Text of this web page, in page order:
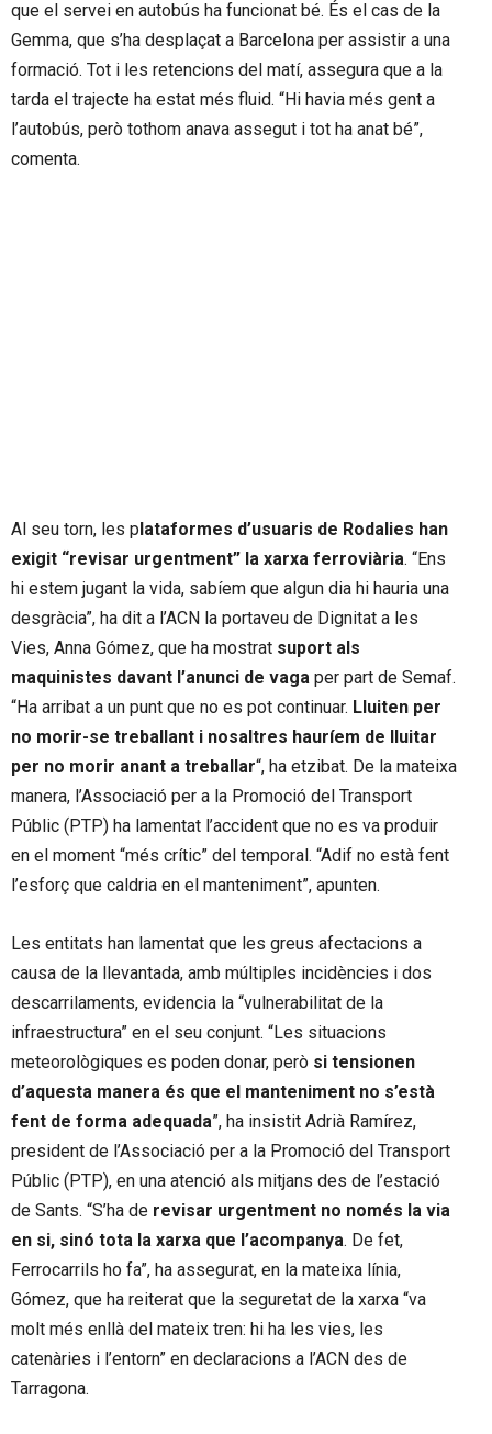
que el servei en autobús ha funcionat bé. És el cas de la
Gemma, que s’ha desplaçat a Barcelona per assistir a una
formació. Tot i les retencions del matí, assegura que a la
tarda el trajecte ha estat més fluid. “Hi havia més gent a
l’autobús, però tothom anava assegut i tot ha anat bé”,
comenta.
Al seu torn, les plataformes d’usuaris de Rodalies han
exigit “revisar urgentment” la xarxa ferroviària. “Ens
hi estem jugant la vida, sabíem que algun dia hi hauria una
desgràcia”, ha dit a l’ACN la portaveu de Dignitat a les
Vies, Anna Gómez, que ha mostrat suport als
maquinistes davant l’anunci de vaga per part de Semaf.
“Ha arribat a un punt que no es pot continuar. Lluiten per
no morir-se treballant i nosaltres hauríem de lluitar
per no morir anant a treballar“, ha etzibat. De la mateixa
manera, l’Associació per a la Promoció del Transport
Públic (PTP) ha lamentat l’accident que no es va produir
en el moment “més crític” del temporal. “Adif no està fent
l’esforç que caldria en el manteniment”, apunten.
Les entitats han lamentat que les greus afectacions a
causa de la llevantada, amb múltiples incidències i dos
descarrilaments, evidencia la “vulnerabilitat de la
infraestructura” en el seu conjunt. “Les situacions
meteorològiques es poden donar, però si tensionen
d’aquesta manera és que el manteniment no s’està
fent de forma adequada”, ha insistit Adrià Ramírez,
president de l’Associació per a la Promoció del Transport
Públic (PTP), en una atenció als mitjans des de l’estació
de Sants. “S’ha de revisar urgentment no només la via
en si, sinó tota la xarxa que l’acompanya. De fet,
Ferrocarrils ho fa”, ha assegurat, en la mateixa línia,
Gómez, que ha reiterat que la seguretat de la xarxa “va
molt més enllà del mateix tren: hi ha les vies, les
catenàries i l’entorn” en declaracions a l’ACN des de
Tarragona.